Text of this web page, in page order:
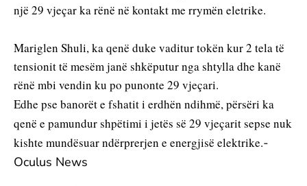
një 29 vjeçar ka rënë në kontakt me rrymën eletrike.
Mariglen Shuli, ka qenë duke vaditur tokën kur 2 tela të
tensionit të mesëm janë shkëputur nga shtylla dhe kanë
rënë mbi vendin ku po punonte 29 vjeçari.
Edhe pse banorët e fshatit i erdhën ndihmë, përsëri ka
qenë e pamundur shpëtimi i jetës së 29 vjeçarit sepse nuk
kishte mundësuar ndërprerjen e energjisë elektrike.-
Oculus News